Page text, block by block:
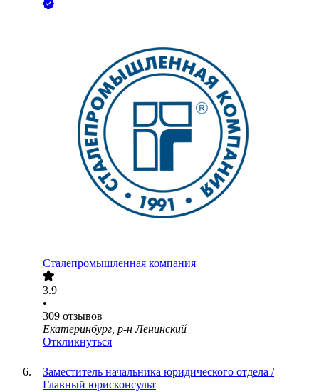
Сталепромышленная компания
3.9
•
309 отзывов
Екатеринбург, р-н Ленинский
Откликнуться
Заместитель начальника юридического отдела /
Главный юрисконсульт